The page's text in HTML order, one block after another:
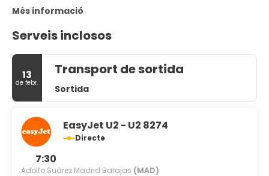
Més informació
Serveis inclosos
13
de febr.
Transport de sortida
Sortida
EasyJet U2 - U2 8274
Directe
7:30
Adolfo Suárez Madrid Barajas (MAD)